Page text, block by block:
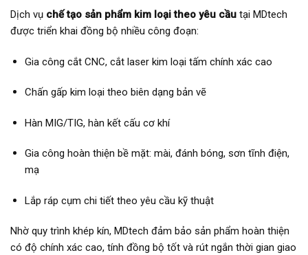
Dịch vụ chế tạo sản phẩm kim loại theo yêu cầu tại MDtech
được triển khai đồng bộ nhiều công đoạn:
Gia công cắt CNC, cắt laser kim loại tấm chính xác cao
Chấn gấp kim loại theo biên dạng bản vẽ
Hàn MIG/TIG, hàn kết cấu cơ khí
Gia công hoàn thiện bề mặt: mài, đánh bóng, sơn tĩnh điện,
mạ
Lắp ráp cụm chi tiết theo yêu cầu kỹ thuật
Nhờ quy trình khép kín, MDtech đảm bảo sản phẩm hoàn thiện
có độ chính xác cao, tính đồng bộ tốt và rút ngắn thời gian giao